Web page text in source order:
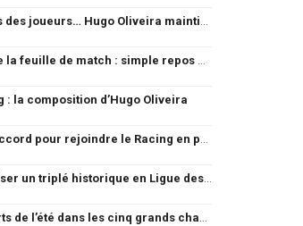
: la composition d’Hugo Oliveira